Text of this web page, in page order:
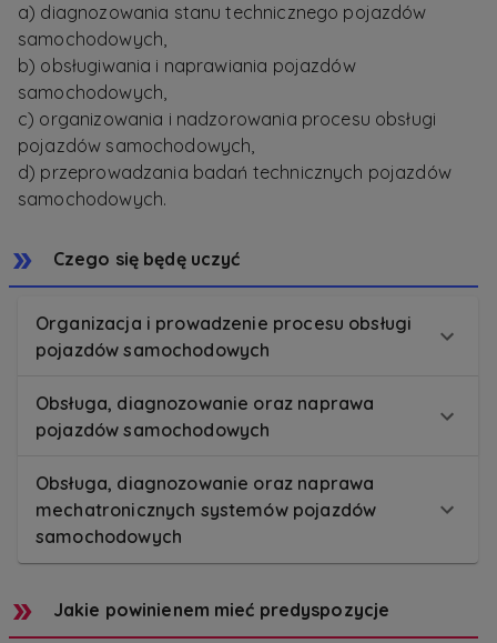
a) diagnozowania stanu technicznego pojazdów
samochodowych,
b) obsługiwania i naprawiania pojazdów
samochodowych,
c) organizowania i nadzorowania procesu obsługi
pojazdów samochodowych,
d) przeprowadzania badań technicznych pojazdów
samochodowych.
Czego się będę uczyć
Organizacja i prowadzenie procesu obsługi
pojazdów samochodowych
Obsługa, diagnozowanie oraz naprawa
pojazdów samochodowych
Obsługa, diagnozowanie oraz naprawa
mechatronicznych systemów pojazdów
samochodowych
Jakie powinienem mieć predyspozycje